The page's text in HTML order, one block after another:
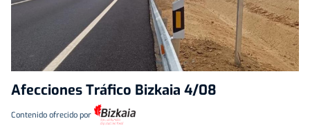
Afecciones Tráfico Bizkaia 4/08
Contenido ofrecido por